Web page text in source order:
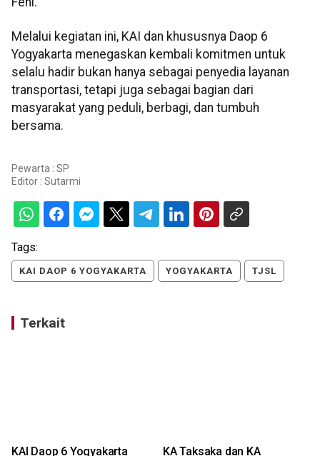
Melalui kegiatan ini, KAI dan khususnya Daop 6
Yogyakarta menegaskan kembali komitmen untuk
selalu hadir bukan hanya sebagai penyedia layanan
transportasi, tetapi juga sebagai bagian dari
masyarakat yang peduli, berbagi, dan tumbuh
bersama.
Pewarta : SP
Editor : Sutarmi
Tags:
KAI DAOP 6 YOGYAKARTA YOGYAKARTA TJSL
Terkait
KAI Daop 6 Yogyakarta
KA Taksaka dan KA